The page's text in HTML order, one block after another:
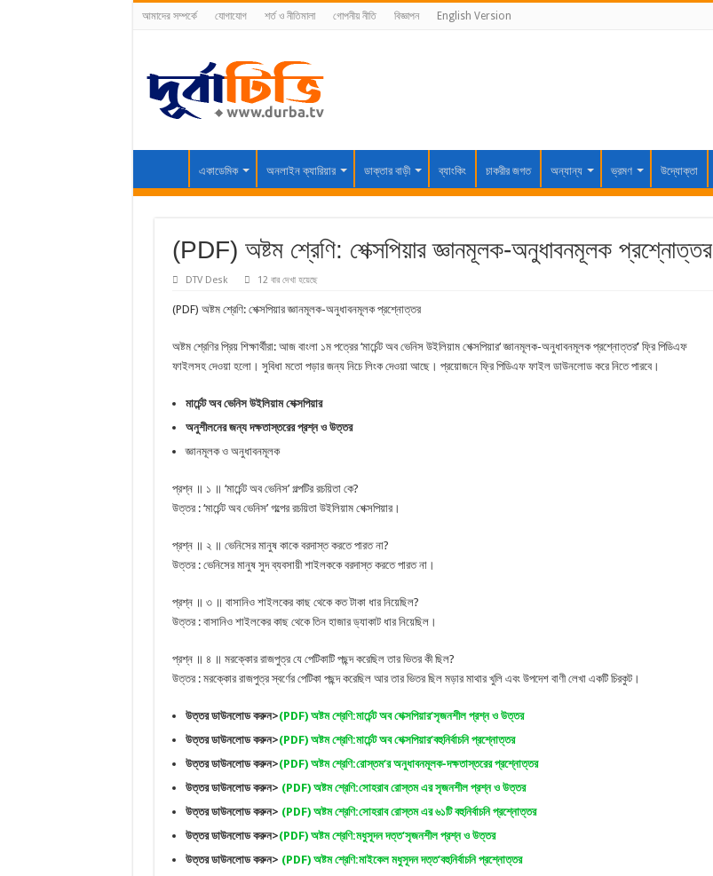
আমাদের সম্পর্কে যোগাযোগ শর্ত ও নীতিমালা গোপনীয় নীতি বিজ্ঞাপন English Version
একাডেমিক অনলাইন ক্যারিয়ার ডাক্তার বাড়ী ব্যাংকিং চাকরীর জগত অন্যান্য ভ্রমণ উদ্যোক্তা
(PDF) অষ্টম শ্রেণি: শেক্সপিয়ার জ্ঞানমূলক-অনুধাবনমূলক প্রশ্নোত্তর
DTV Desk 12 বার দেখা হয়েছে
(PDF) অষ্টম শ্রেণি: শেক্সপিয়ার জ্ঞানমূলক-অনুধাবনমূলক প্রশ্নোত্তর
অষ্টম শ্রেণির প্রিয় শিক্ষার্থীরা: আজ বাংলা ১ম পত্রের ‘মার্চেন্ট অব ভেনিস উইলিয়াম শেক্সপিয়ার‘ জ্ঞানমূলক-অনুধাবনমূলক প্রশ্নোত্তর’ ফ্রি পিডিএফ
ফাইলসহ দেওয়া হলো। সুবিধা মতো পড়ার জন্য নিচে লিংক দেওয়া আছে। প্রয়োজনে ফ্রি পিডিএফ ফাইল ডাউনলোড করে নিতে পারবে।
মার্চেন্ট অব ভেনিস উইলিয়াম শেক্সপিয়ার
অনুশীলনের জন্য দক্ষতাস্তরের প্রশ্ন ও উত্তর
জ্ঞানমূলক ও অনুধাবনমূলক
প্রশ্ন ॥ ১ ॥ ‘মার্চেন্ট অব ভেনিস’ গল্পটির রচয়িতা কে?
উত্তর : ‘মার্চেন্ট অব ভেনিস’ গল্পের রচয়িতা উইলিয়াম শেক্সপিয়ার।
প্রশ্ন ॥ ২ ॥ ভেনিসের মানুষ কাকে বরদাস্ত করতে পারত না?
উত্তর : ভেনিসের মানুষ সুদ ব্যবসায়ী শাইলককে বরদাস্ত করতে পারত না।
প্রশ্ন ॥ ৩ ॥ বাসানিও শাইলকের কাছ থেকে কত টাকা ধার নিয়েছিল?
উত্তর : বাসানিও শাইলকের কাছ থেকে তিন হাজার ড্যাকাট ধার নিয়েছিল।
প্রশ্ন ॥ ৪ ॥ মরক্কোর রাজপুত্র যে পেটিকাটি পছন্দ করেছিল তার ভিতর কী ছিল?
উত্তর : মরক্কোর রাজপুত্র স্বর্ণের পেটিকা পছন্দ করেছিল আর তার ভিতর ছিল মড়ার মাথার খুলি এবং উপদেশ বাণী লেখা একটি চিরকুট।
উত্তর ডাউনলোড করুন>(PDF) অষ্টম শ্রেণি:মার্চেন্ট অব শেক্সপিয়ার‘সৃজনশীল প্রশ্ন ও উত্তর
উত্তর ডাউনলোড করুন>(PDF) অষ্টম শ্রেণি:মার্চেন্ট অব শেক্সপিয়ার‘বহুনির্বাচনি প্রশ্নোত্তর
উত্তর ডাউনলোড করুন>(PDF) অষ্টম শ্রেণি:রোস্তম‘র অনুধাবনমূলক-দক্ষতাস্তরের প্রশ্নোত্তর
উত্তর ডাউনলোড করুন> (PDF) অষ্টম শ্রেণি:সোহরাব রোস্তম এর সৃজনশীল প্রশ্ন ও উত্তর
উত্তর ডাউনলোড করুন> (PDF) অষ্টম শ্রেণি:সোহরাব রোস্তম এর ৬১টি বহুনির্বাচনি প্রশ্নোত্তর
উত্তর ডাউনলোড করুন>(PDF) অষ্টম শ্রেণি:মধুসূদন দত্ত‘সৃজনশীল প্রশ্ন ও উত্তর
উত্তর ডাউনলোড করুন> (PDF) অষ্টম শ্রেণি:মাইকেল মধুসূদন দত্ত‘বহুনির্বাচনি প্রশ্নোত্তর